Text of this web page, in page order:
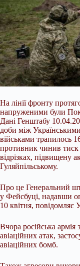
На лінії фронту
напруженими були
Дані Генштабу
доби між
військами трапилось
противник чинив тиск
відрізках, підвищену
Гуляйпільському.
Про це Генеральний
у Фейсбуці, надавши
10 квітня, повідомляє
Вчора російська
авіаційних атак,
авіаційних бомб.